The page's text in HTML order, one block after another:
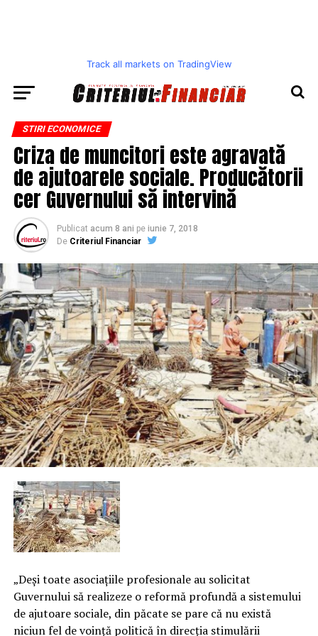
Track all markets on TradingView
STIRI ECONOMICE
Criza de muncitori este agravată
de ajutoarele sociale. Producătorii
cer Guvernului să intervină
Publicat acum 8 ani pe iunie 7, 2018
De Criteriul Financiar
„Deşi toate asociaţiile profesionale au solicitat
Guvernului să realizeze o reformă profundă a sistemului
de ajutoare sociale, din păcate se pare că nu există
niciun fel de voinţă politică în direcţia stimulării